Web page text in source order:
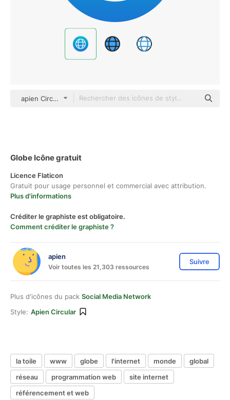
apien Circular
Globe Icône gratuit
Licence Flaticon
Gratuit pour usage personnel et commercial avec attribution.
Plus d'informations
Créditer le graphiste est obligatoire.
Comment créditer le graphiste ?
apien
Voir toutes les 21,303 ressources
Suivre
Plus d'icônes du pack Social Media Network
Style: Apien Circular
la toile www globe l'internet monde
global
réseau
programmation web
site internet
référencement et web